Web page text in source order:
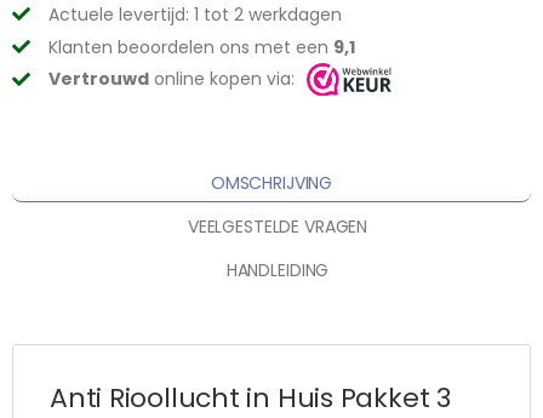
Actuele levertijd: 1 tot 2 werkdagen
Klanten beoordelen ons met een 9,1
Vertrouwd online kopen via:
OMSCHRIJVING
VEELGESTELDE VRAGEN
HANDLEIDING
Anti Rioollucht in Huis Pakket 3